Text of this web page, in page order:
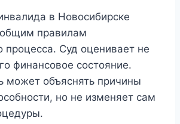
в Новосибирске
правилам
процесса. Суд оценивает не
финансовое состояние.
может объяснять причины
но не изменяет сам